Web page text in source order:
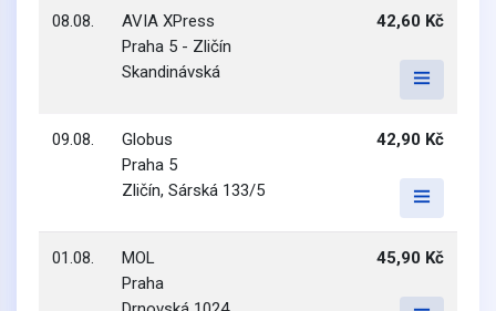
08.08.
AVIA XPress
Praha 5 - Zličín
Skandinávská
42,60 Kč
09.08.
Globus
Praha 5
Zličín, Sárská 133/5
42,90 Kč
01.08.
MOL
Praha
45,90 Kč